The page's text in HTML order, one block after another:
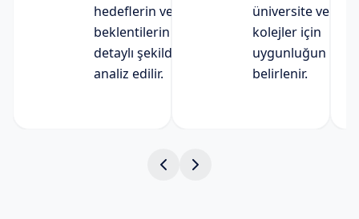
hedeflerin ve
beklentilerin
detaylı şekilde
analiz edilir.
üniversite ve
kolejler için
uygunluğun
belirlenir.